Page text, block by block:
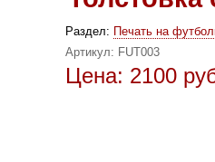
Раздел: Печать на
Артикул: FUT003
Цена: 2100